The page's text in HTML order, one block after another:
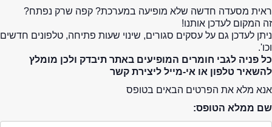
ראית מסעדה חדשה שלא מופיעה במערכת? קפה שרק נפתח?
זה המקום לעדכן אותנו!
ניתן לעדכן גם על עסקים סגורים, שינוי שעות פתיחה, טלפונים חדשים
וכו'.
כל פניה לגבי חומרים המופיעים באתר תיבדק ולכן מומלץ
להשאיר טלפון או אי-מייל ליצירת קשר
אנא מלא את הפרטים הבאים בטופס
שם ממלא הטופס: